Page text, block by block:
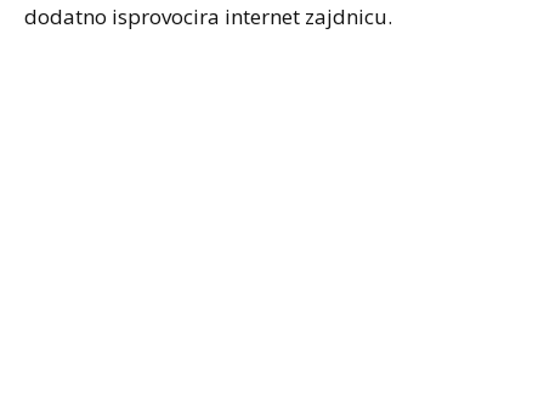
dodatno isprovocira internet zajdnicu.